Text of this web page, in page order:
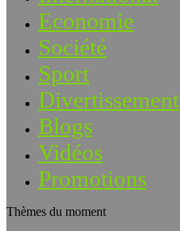
Economie
Société
Sport
Divertissement
Blogs
Vidéos
Promotions
Thèmes du moment